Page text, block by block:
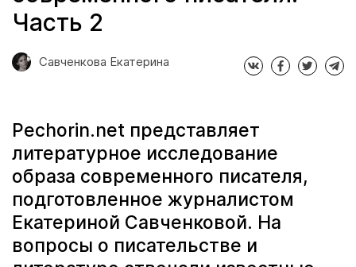
Часть 2
Савченкова Екатерина
Pechorin.net представляет
литературное исследование
образа современного писателя,
подготовленное журналистом
Екатериной Савченковой. На
вопросы о писательстве и